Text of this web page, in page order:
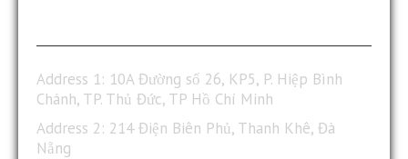
Address 1: 10A Đường số 26, KP5, P. Hiệp Bình
Chánh, TP. Thủ Đức, TP Hồ Chí Minh
Address 2: 214 Điện Biên Phủ, Thanh Khê, Đà
Nẵng